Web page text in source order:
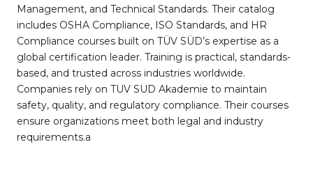
Management, and Technical Standards. Their catalog
includes OSHA Compliance, ISO Standards, and HR
Compliance courses built on TÜV SÜD’s expertise as a
global certification leader. Training is practical, standards-
based, and trusted across industries worldwide.
Companies rely on TUV SUD Akademie to maintain
safety, quality, and regulatory compliance. Their courses
ensure organizations meet both legal and industry
requirements.a